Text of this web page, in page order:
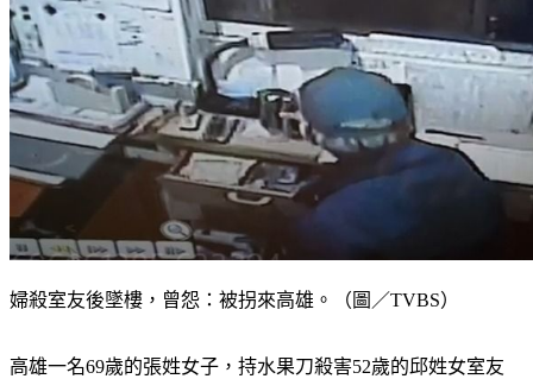
婦殺室友後墜樓，曾怨：被拐來高雄。（圖／TVBS）
高雄一名69歲的張姓女子，持水果刀殺害52歲的邱姓女室友